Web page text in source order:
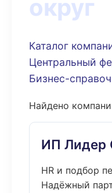
округ
Каталог
Центральный
Бизнес-
Найдено
ИП Лидер
HR и подбор
Надёжный